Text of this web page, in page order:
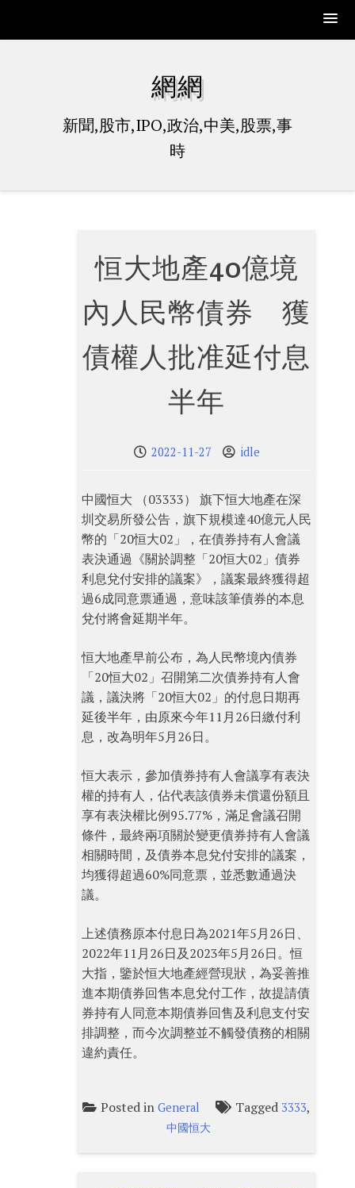
網網
新聞,股市,IPO,政治,中美,股票,事
時
恒大地產40億境
內人民幣債券 獲
債權人批准延付息
半年
2022-11-27 idle
中國恒大 （03333） 旗下恒大地產在深
圳交易所發公告，旗下規模達40億元人民
幣的「20恒大02」，在債券持有人會議
表決通過《關於調整「20恒大02」債券
利息兌付安排的議案》，議案最終獲得超
過6成同意票通過，意味該筆債券的本息
兌付將會延期半年。
恒大地產早前公布，為人民幣境內債券
「20恒大02」召開第二次債券持有人會
議，議決將「20恒大02」的付息日期再
延後半年，由原來今年11月26日繳付利
息，改為明年5月26日。
恒大表示，參加債券持有人會議享有表決
權的持有人，佔代表該債券未償還份額且
享有表決權比例95.77%，滿足會議召開
條件，最終兩項關於變更債券持有人會議
相關時間，及債券本息兌付安排的議案，
均獲得超過60%同意票，並悉數通過決
議。
上述債務原本付息日為2021年5月26日、
2022年11月26日及2023年5月26日。恒
大指，鑒於恒大地產經營現狀，為妥善推
進本期債券回售本息兌付工作，故提請債
券持有人同意本期債券回售及利息支付安
排調整，而今次調整並不觸發債務的相關
違約責任。
Posted inGeneral Tagged 3333,
中國恒大